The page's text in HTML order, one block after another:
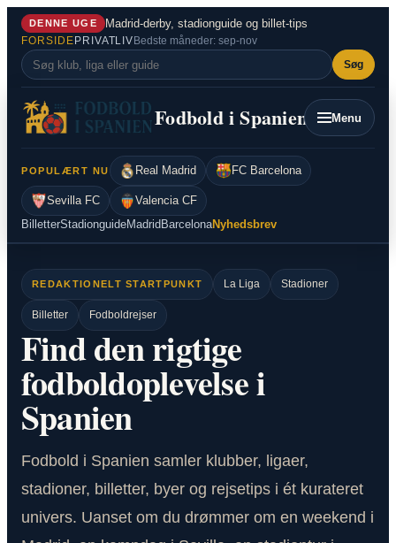
Spring
indhold
DENNE UGE Madrid-derby, stadionguide og billet-tips
FORSIDE PRIVATLIV Bedste måneder: sep-nov
Søg
Fodbold i Spanien Menu
POPULÆRT NU Real Madrid FC Barcelona
Sevilla FC
Valencia CF
BilletterStadionguideMadrid BarcelonaNyhedsbrev
REDAKTIONELT STARTPUNKT La Liga Stadioner
Billetter Fodboldrejser
Find den rigtige
fodboldoplevelse i
Spanien
Fodbold i Spanien samler klubber, ligaer,
stadioner, billetter, byer og rejsetips i ét kurateret
univers. Uanset om du drømmer om en weekend i